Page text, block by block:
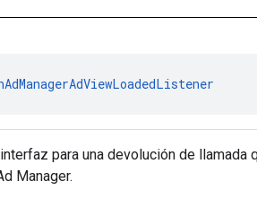
para una devolución de llamada
Manager.